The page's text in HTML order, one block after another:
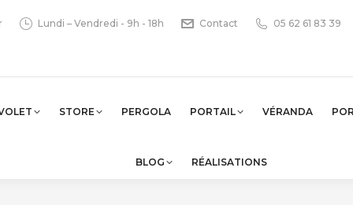
Lundi – Vendredi - 9h - 18h Contact 05 62 61 83 39
STORE PERGOLA PORTAIL VÉRANDA
BLOG RÉALISATIONS